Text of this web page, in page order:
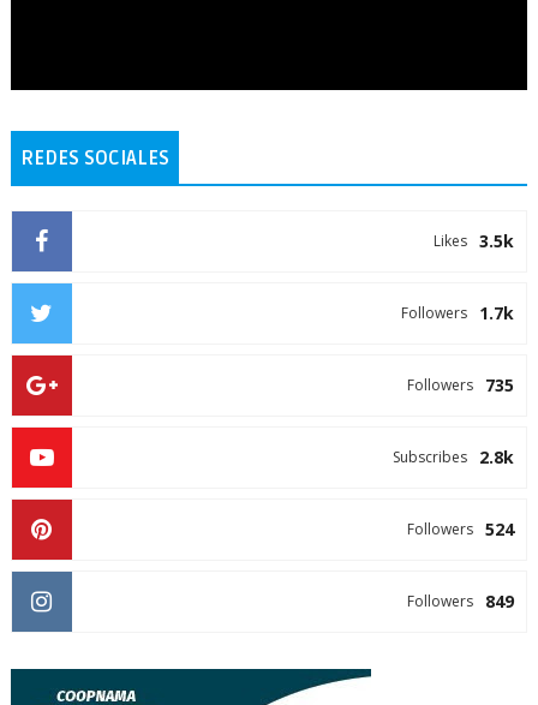
REDES SOCIALES
3.5k
Likes
1.7k
Followers
735
Followers
2.8k
Subscribes
524
Followers
849
Followers